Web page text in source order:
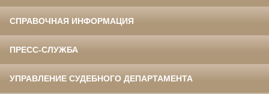
СПРАВОЧНАЯ ИНФОРМАЦИЯ
ПРЕСС-СЛУЖБА
УПРАВЛЕНИЕ СУДЕБНОГО ДЕПАРТАМЕНТА